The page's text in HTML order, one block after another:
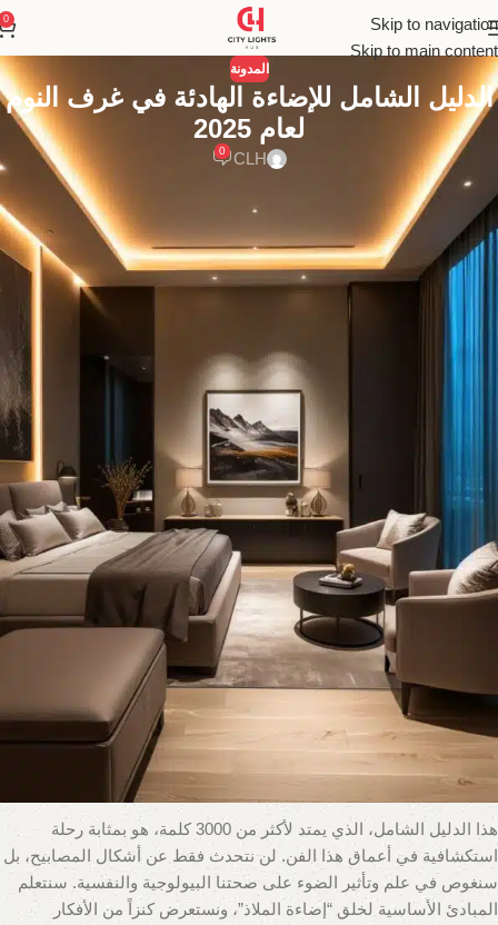
Skip to navigation
Skip to main content
0
المدونة
الدليل الشامل للإضاءة الهادئة في غرف النوم
لعام 2025
CLH
0
اكتشف كيف تحول إضاءة غرف النوم مساحتك إلى واحة من الهدوء
والسكينة. دليلك الشامل لعام 2025 لاستخدام الضوء الدافئ والخافت
لخلق بيئة نوم مثالية تعزز راحتك النفسية.
فن خلق الهدوء والسكينة في غرف النوم عبر
الإضاءة: دليل شامل لتحويل غرفتك إلى ملاذ
شخصي
في خضم تسارع وتيرة الحياة اليومية وضغوطها المستمرة، خاصة في
قلب مدينة حيوية وصاخبة مثل القاهرة الكبرى، لم تعد غرفة النوم مجرد
مكان نلجأ إليه للنوم في نهاية اليوم. لقد أصبحت ضرورة ملحة، ملاذاً
مقدساً، ومساحة شخصية للتعافي واستعادة الصفاء الذهني والروحي.
نسعى جاهدين لجعلها مريحة من خلال الأثاث الفاخر والمنسوجات الناعمة،
لكننا كثيراً ما نغفل عن العنصر الأكثر قوة وتأثيراً في تشكيل حالتنا
المزاجية والنفسية: الإضاءة. إن تحقيق “الهدوء والسكينة” في غرفة النوم
ليس مجرد اختيار ألوان طلاء هادئة، بل هو فن دقيق وعلمي في توزيع
الضوء لخلق تجربة حسية تغمرك بالراحة منذ لحظة دخولك.
الإضاءة الخاطئة – ضوء علوي واحد، ساطع، وبارد – يمكن أن تبقي جهازك
العصبي في حالة تأهب، وتعيق قدرة جسمك على الاسترخاء، وتؤثر سلباً
على جودة نومك. أما الإضاءة الصحيحة، فهي التي تحتضنك بتوهجها
الدافئ، وتزيل حواف العالم الخارجي القاسية، وتهيئ عقلك وجسدك
للدخول في حالة من السكون العميق.
هذا الدليل الشامل، الذي يمتد لأكثر من 3000 كلمة، هو بمثابة رحلة
استكشافية في أعماق هذا الفن. لن نتحدث فقط عن أشكال المصابيح، بل
سنغوص في علم وتأثير الضوء على صحتنا البيولوجية والنفسية. سنتعلم
المبادئ الأساسية لخلق “إضاءة الملاذ”، ونستعرض كنزاً من الأفكار